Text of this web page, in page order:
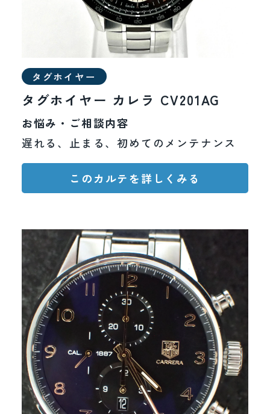
タグホイヤー
タグホイヤー カレラ CV201AG
お悩み・ご相談内容
遅れる、止まる、初めてのメンテナンス
このカルテを詳しくみる